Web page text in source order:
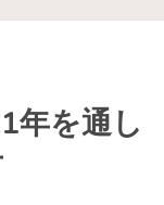
年を通し